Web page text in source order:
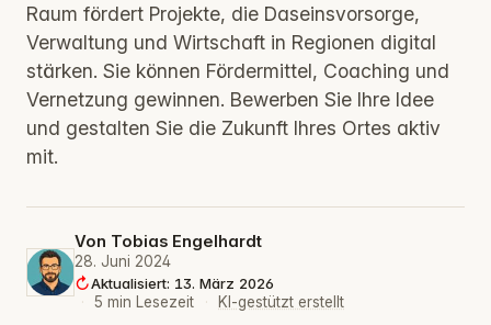
Raum fördert Projekte, die Daseinsvorsorge,
Verwaltung und Wirtschaft in Regionen digital
stärken. Sie können Fördermittel, Coaching und
Vernetzung gewinnen. Bewerben Sie Ihre Idee
und gestalten Sie die Zukunft Ihres Ortes aktiv
mit.
Von Tobias Engelhardt
28. Juni 2024
Aktualisiert: 13. März 2026
·
5 min Lesezeit · KI-gestützt erstellt